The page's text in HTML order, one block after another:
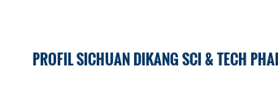
PROFIL SICHUAN DIKANG SCI & TECH